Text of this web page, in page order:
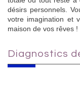
désirs personnels.
votre imagination et
maison de vos rêves !
diagnostics